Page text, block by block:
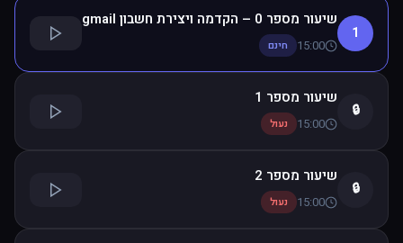
1
שיעור מספר 0 – הקדמה ויצירת חשבון gmail
15:00 חינם
🔒
שיעור מספר 1
15:00 נעול
🔒
שיעור מספר 2
15:00 נעול